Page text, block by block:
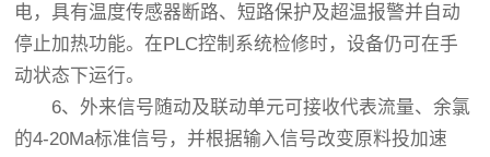
电，具有温度传感器断路、短路保护及超温报警并自动
停止加热功能。在PLC控制系统检修时，设备仍可在手
动状态下运行。
6、外来信号随动及联动单元可接收代表流量、余氯
的4-20Ma标准信号，并根据输入信号改变原料投加速